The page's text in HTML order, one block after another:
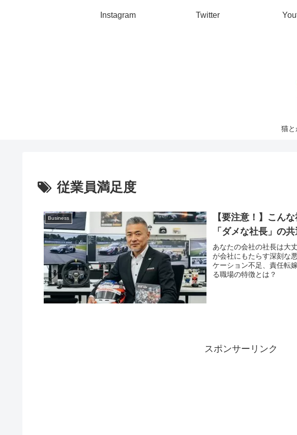
猫と
Instagram Twitter
従業員満足度
Business
【要注意！】こん
「ダメな社長」の
あなたの会社の社長は大
が会社にもたらす深刻な
ケーション不足、責任転
る職場の特徴とは？
スポンサーリンク